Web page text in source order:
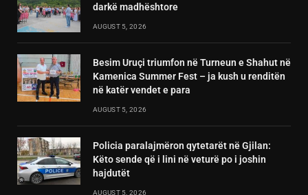
darkë madhështore
AUGUST 5, 2026
Besim Uruçi triumfon në Turneun e Shahut në
Kamenica Summer Fest – ja kush u renditën
në katër vendet e para
AUGUST 5, 2026
Policia paralajmëron qytetarët në Gjilan:
Këto sende që i lini në veturë po i joshin
hajdutët
AUGUST 5, 2026